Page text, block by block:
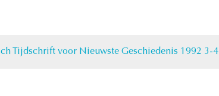
Tijdschrift voor Nieuwste Geschiedenis 1992 3-4